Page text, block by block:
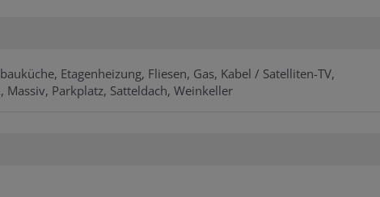
Etagenheizung Fliesen Gas Kabel / Satelliten-TV
Massiv Parkplatz Satteldach Weinkeller